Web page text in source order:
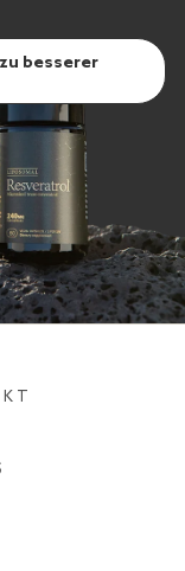
besserer